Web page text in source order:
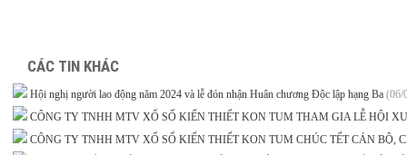
CÁC TIN KHÁC
Hội nghị người lao động năm 2024 và lễ đón nhận Huân chương Độc lập hạng Ba (06/
CÔNG TY TNHH MTV XỔ SỐ KIẾN THIẾT KON TUM THAM GIA LỄ HỘI
CÔNG TY TNHH MTV XỔ SỐ KIẾN THIẾT KON TUM CHÚC TẾT CÁN BỘ,